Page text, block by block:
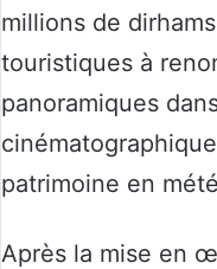
millions de
touristiques à
panoramiques
patrimoine en
Après la mise en